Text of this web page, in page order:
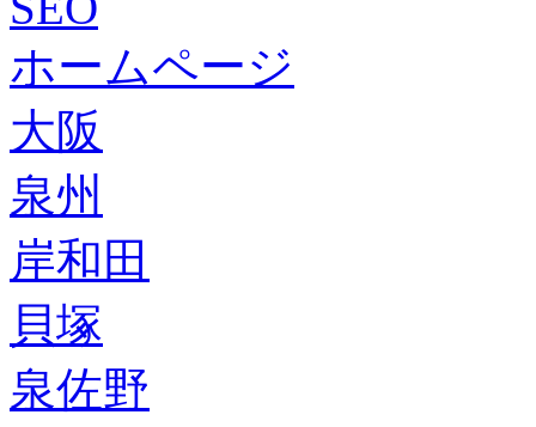
ホームページ
大阪
泉州
岸和田
貝塚
泉佐野